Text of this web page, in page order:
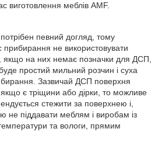
виготовлення меблів AMF.
певний догляд, тому
прибирання не використовувати
якщо на них немає позначки для ДСП,
простий мильний розчин і суха
Зазвичай ДСП поверхня
якщо є тріщини або дірки, то можливе
стежити за поверхнею і,
не піддавати меблям і виробам із
та вологи, прямим